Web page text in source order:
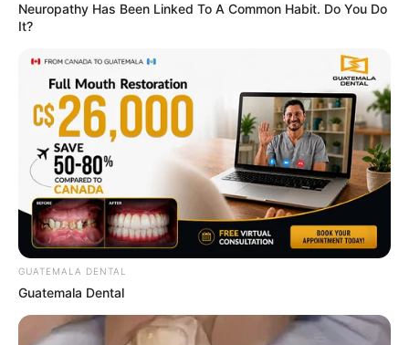
ดาราสาวที่เรียบร้อย และมีเสน่ห์มากๆอย่าง แอฟ ทักษอร
ที่ตอนนี้เป็นคุณแม่ป้ายแดง แต่ความสวยยังคงมีอยู่เต็ม
เปี่ยมเหมือนเดิม กับชื่อทักษอร นั้นมีควาหมายว่า สตรีผู้
มีความสามารถ ซึ่งก็ไม่ผิดแปลกไปจากตัวเธอเลยสักนิด
เพราะเรียกได้ว่าเป็นผู้หญิงที่สมบูรณ์แบบมากๆ ทั้งด้าน
การศึกษา กริยามารยาท หน้าที่การงาน ชื่อนี้เหมาะมากๆ
ค่ะ
แพนเค้ก เขมนิจ จามิกรณ์
Neuropathy Has Been Linked To A Common Habit. Do You Do
It?
GUATEMALA DENTAL
Guatemala Dental